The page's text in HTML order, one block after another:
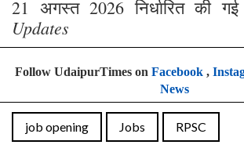
21 अगस्त 2026 निर्धारित की
Updates
Follow UdaipurTimes on Facebook,
News
job opening Jobs RPSC